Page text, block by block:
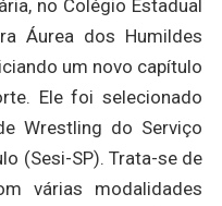
no Colégio Estadual
Áurea dos Humildes
um novo capítulo
Ele foi selecionado
Wrestling do Serviço
(Sesi-SP). Trata-se de
várias modalidades